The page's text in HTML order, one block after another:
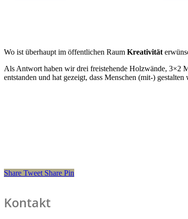
Wo ist überhaupt im öffentlichen Raum Kreativität
Als Antwort haben wir drei freistehende Holzwände, 3×2
entstanden und hat gezeigt, dass Menschen (mit-) gestalten
Share Tweet Share Pin
Kontakt